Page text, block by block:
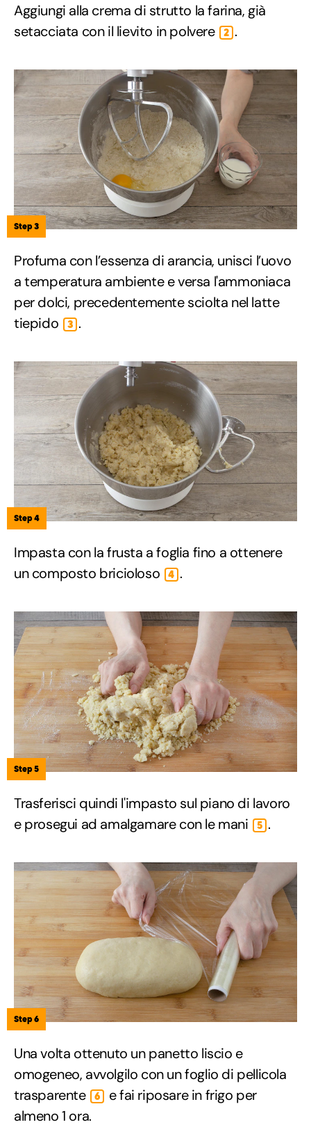
Aggiungi alla crema di strutto la farina, già
setacciata con il lievito in polvere
2 .
Step 3
Profuma con l’essenza di arancia, unisci l’uovo
a temperatura ambiente e versa l'ammoniaca
per dolci, precedentemente sciolta nel latte
tiepido
3 .
Step 4
Impasta con la frusta a foglia fino a ottenere
un composto bricioloso
4 .
Step 5
Trasferisci quindi l'impasto sul piano di lavoro
e prosegui ad amalgamare con le mani
5 .
Step 6
Una volta ottenuto un panetto liscio e
omogeneo, avvolgilo con un foglio di pellicola
trasparente
6
e fai riposare in frigo per
almeno 1 ora.